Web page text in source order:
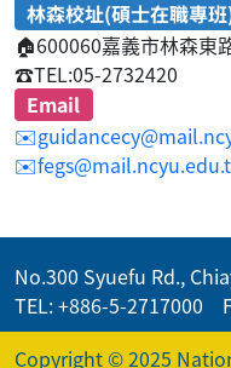
林森校址(碩士在職專
🏠600060嘉義市林森東
☎️TEL:05-2732420
Email
No.300 Syuefu Rd.,
TEL: +886-5-2717000
Copyright © 2025